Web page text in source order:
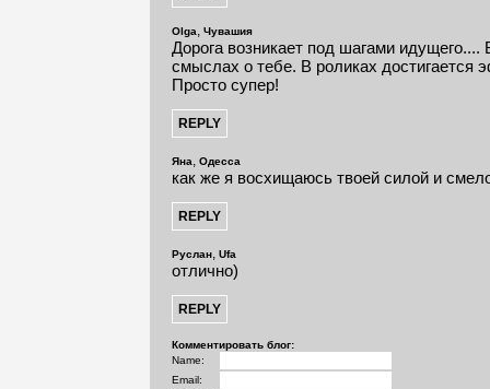
Olga, Чувашия
Дорога возникает под шагами идущего....
смыслах о тебе. В роликах достигается
Просто супер!
Яна, Одесса
как же я восхищаюсь твоей силой и
Руслан, Ufa
отлично)
Комментировать блог:
Name:
Email: